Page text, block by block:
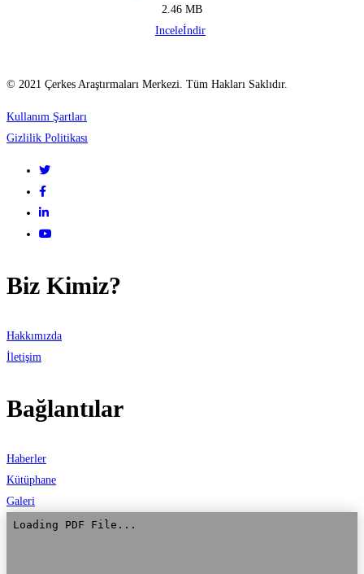
2.46 MB
Inceleİndir
© 2021 Çerkes Araştırmaları Merkezi. Tüm Hakları Saklıdır.
Kullanım Şartları
Gizlilik Politikası
Biz Kimiz?
Hakkımızda
İletişim
Bağlantılar
Haberler
Kütüphane
Galeri